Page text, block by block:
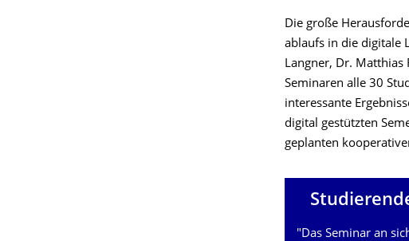
Die große
ablaufs in die digitale
Langner, Dr. Matthias
Seminaren alle 30
interessante
digital gestützten
geplanten
"Das Seminar an